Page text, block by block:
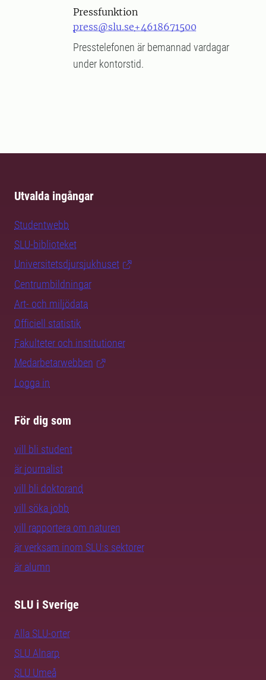
Pressfunktion
press@slu.se+4618671500
Presstelefonen är bemannad vardagar
under kontorstid.
Utvalda ingångar
Studentwebb
SLU-biblioteket
Universitetsdjursjukhuset
Centrumbildningar
Art- och miljödata
Officiell statistik
Fakulteter och institutioner
Medarbetarwebben
Logga in
För dig som
vill bli student
är journalist
vill bli doktorand
vill söka jobb
vill rapportera om naturen
är verksam inom SLU:s sektorer
är alumn
SLU i Sverige
Alla SLU-orter
SLU Alnarp
SLU Umeå